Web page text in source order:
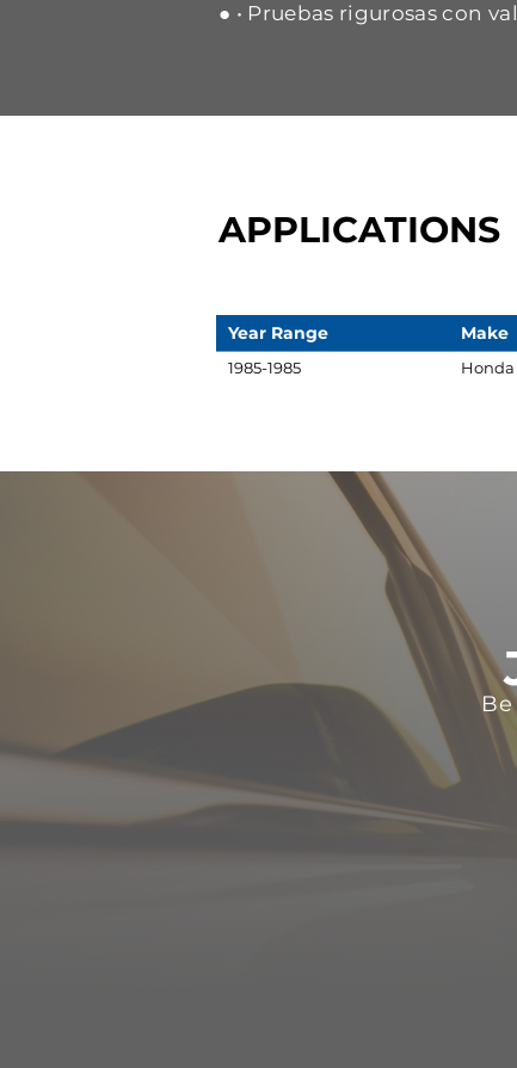
● • Pruebas rigurosas con
APPLICATIONS
Year Range Make
1985-1985 Honda